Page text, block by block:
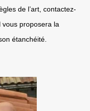
de l’art, contactez-
proposera la
étanchéité.